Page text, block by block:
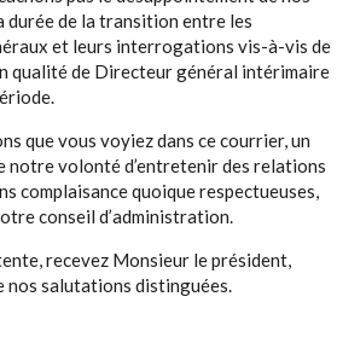
durée de la transition entre les
et leurs interrogations vis-à-vis de
qualité de Directeur général intérimaire
que vous voyiez dans ce courrier, un
notre volonté d’entretenir des relations
complaisance quoique respectueuses,
conseil d’administration.
recevez Monsieur le président,
nos salutations distinguées.